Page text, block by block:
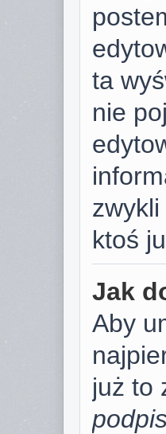
ta
nie
ktoś
Jak
Aby
już to